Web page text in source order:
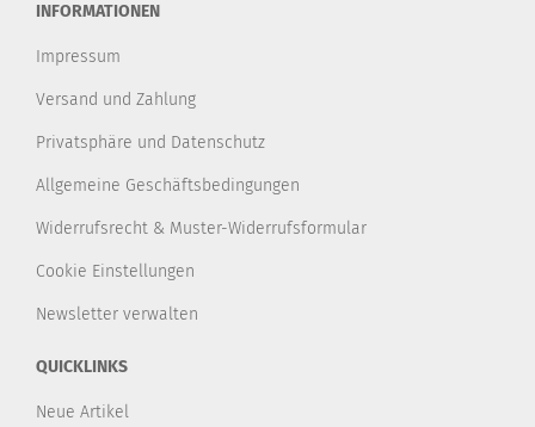
INFORMATIONEN
Impressum
Versand und Zahlung
Privatsphäre und Datenschutz
Allgemeine Geschäftsbedingungen
Widerrufsrecht & Muster-Widerrufsformular
Cookie Einstellungen
Newsletter verwalten
QUICKLINKS
Neue Artikel